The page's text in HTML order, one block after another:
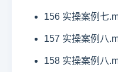
156 实操案例七
157 实操案例八
158 实操案例八